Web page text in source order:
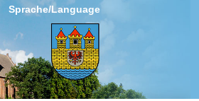
Sprache/Language